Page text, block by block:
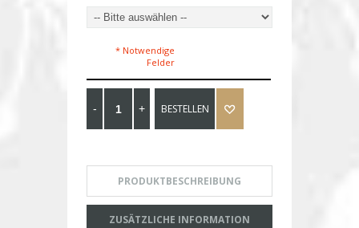
* Notwendige
Felder
BESTELLEN
PRODUKTBESCHREIBUNG
ZUSÄTZLICHE INFORMATION